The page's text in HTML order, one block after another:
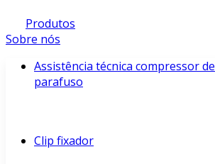
Produtos
Sobre nós
Assistência técnica compressor de
parafuso
Clip fixador